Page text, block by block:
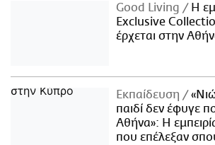
Good Living
Η
Exclusive
έρχεται στην
Εκπαίδευση
παιδί δεν έφυγε
Αθήνα»: Η
που επέλεξαν